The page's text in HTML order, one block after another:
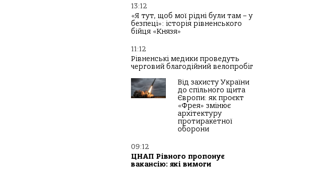
13:12
«Я тут, щоб мої рідні були там – у
безпеці»: історія рівненського
бійця «Князя»
11:12
Рівненські медики проведуть
черговий благодійний велопробіг
Від захисту України
до спільного щита
Європи: як проєкт
«Фрея» змінює
архітектуру
протиракетної
оборони
09:12
ЦНАП Рівного пропонує
вакансію: які вимоги